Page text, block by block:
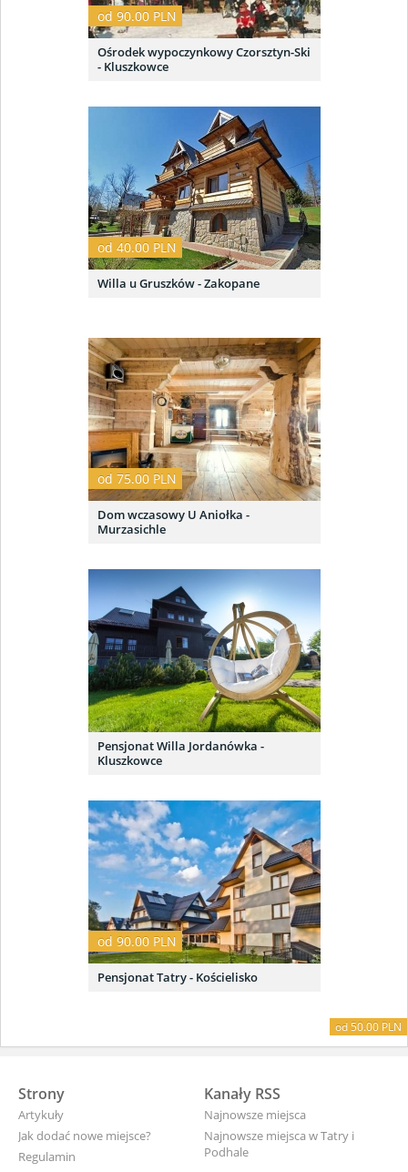
od 60.00 PLN
od 90.00 PLN
Ośrodek wypoczynkowy Czorsztyn-Ski
- Kluszkowce
od 40.00 PLN
Willa u Gruszków - Zakopane
od 75.00 PLN
Dom wczasowy U Aniołka -
Murzasichle
od 50.00 PLN
Pensjonat Willa Jordanówka -
Kluszkowce
od 90.00 PLN
Pensjonat Tatry - Kościelisko
Strony
Artykuły
Jak dodać nowe miejsce?
Regulamin
Kanały RSS
Najnowsze miejsca
Najnowsze miejsca w Tatry i
Podhale